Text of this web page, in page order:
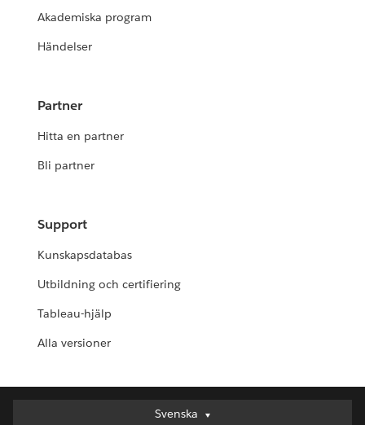
Akademiska program
Händelser
Partner
Hitta en partner
Bli partner
Support
Kunskapsdatabas
Utbildning och certifiering
Tableau-hjälp
Alla versioner
Svenska
Svenska